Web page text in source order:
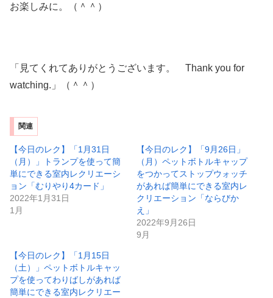
お楽しみに。（＾＾）
「見てくれてありがとうございます。 Thank you for
watching.」（＾＾）
関連
【今日のレク】「1月31日
（月）」トランプを使って簡
単にできる室内レクリエーシ
ョン「むりやり4カード」
2022年1月31日
1月
【今日のレク】「9月26日」
（月）ペットボトルキャップ
をつかってストップウォッチ
があれば簡単にできる室内レ
クリエーション「ならびか
え」
2022年9月26日
9月
【今日のレク】「1月15日
（土）」ペットボトルキャッ
プを使ってわりばしがあれば
簡単にできる室内レクリエー